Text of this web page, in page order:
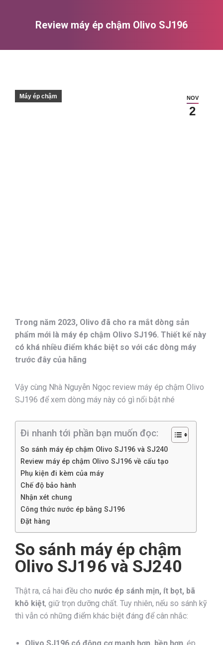
Review máy ép chậm Olivo SJ196
NOV
2
Máy ép chậm
Trong năm 2023, Olivo đã cho ra mắt dòng sản
phẩm mới là máy ép chậm Olivo SJ196. Thiết kế này
có khá nhiều điểm khác biệt so với các dòng máy
trước đây của hãng
Vậy cùng Nhà Nguyễn Ngọc review máy ép chậm Olivo
SJ196 để xem dòng máy này có gì nổi bật nhé
Đi nhanh tới phần bạn muốn đọc:
So sánh máy ép chậm Olivo SJ196 và SJ240
Review máy ép chậm Olivo SJ196 về cấu tạo
Phụ kiện đi kèm của máy
Chế độ bảo hành
Nhận xét chung
Công thức nước ép bằng SJ196
Đặt hàng
So sánh máy ép chậm
Olivo SJ196 và SJ240
Thật ra, cả hai đều cho nước ép sánh mịn, ít bọt, bã
khô kiệt, giữ trọn dưỡng chất. Tuy nhiên, nếu so sánh kỹ
thì vẫn có những điểm khác biệt đáng để cân nhắc: